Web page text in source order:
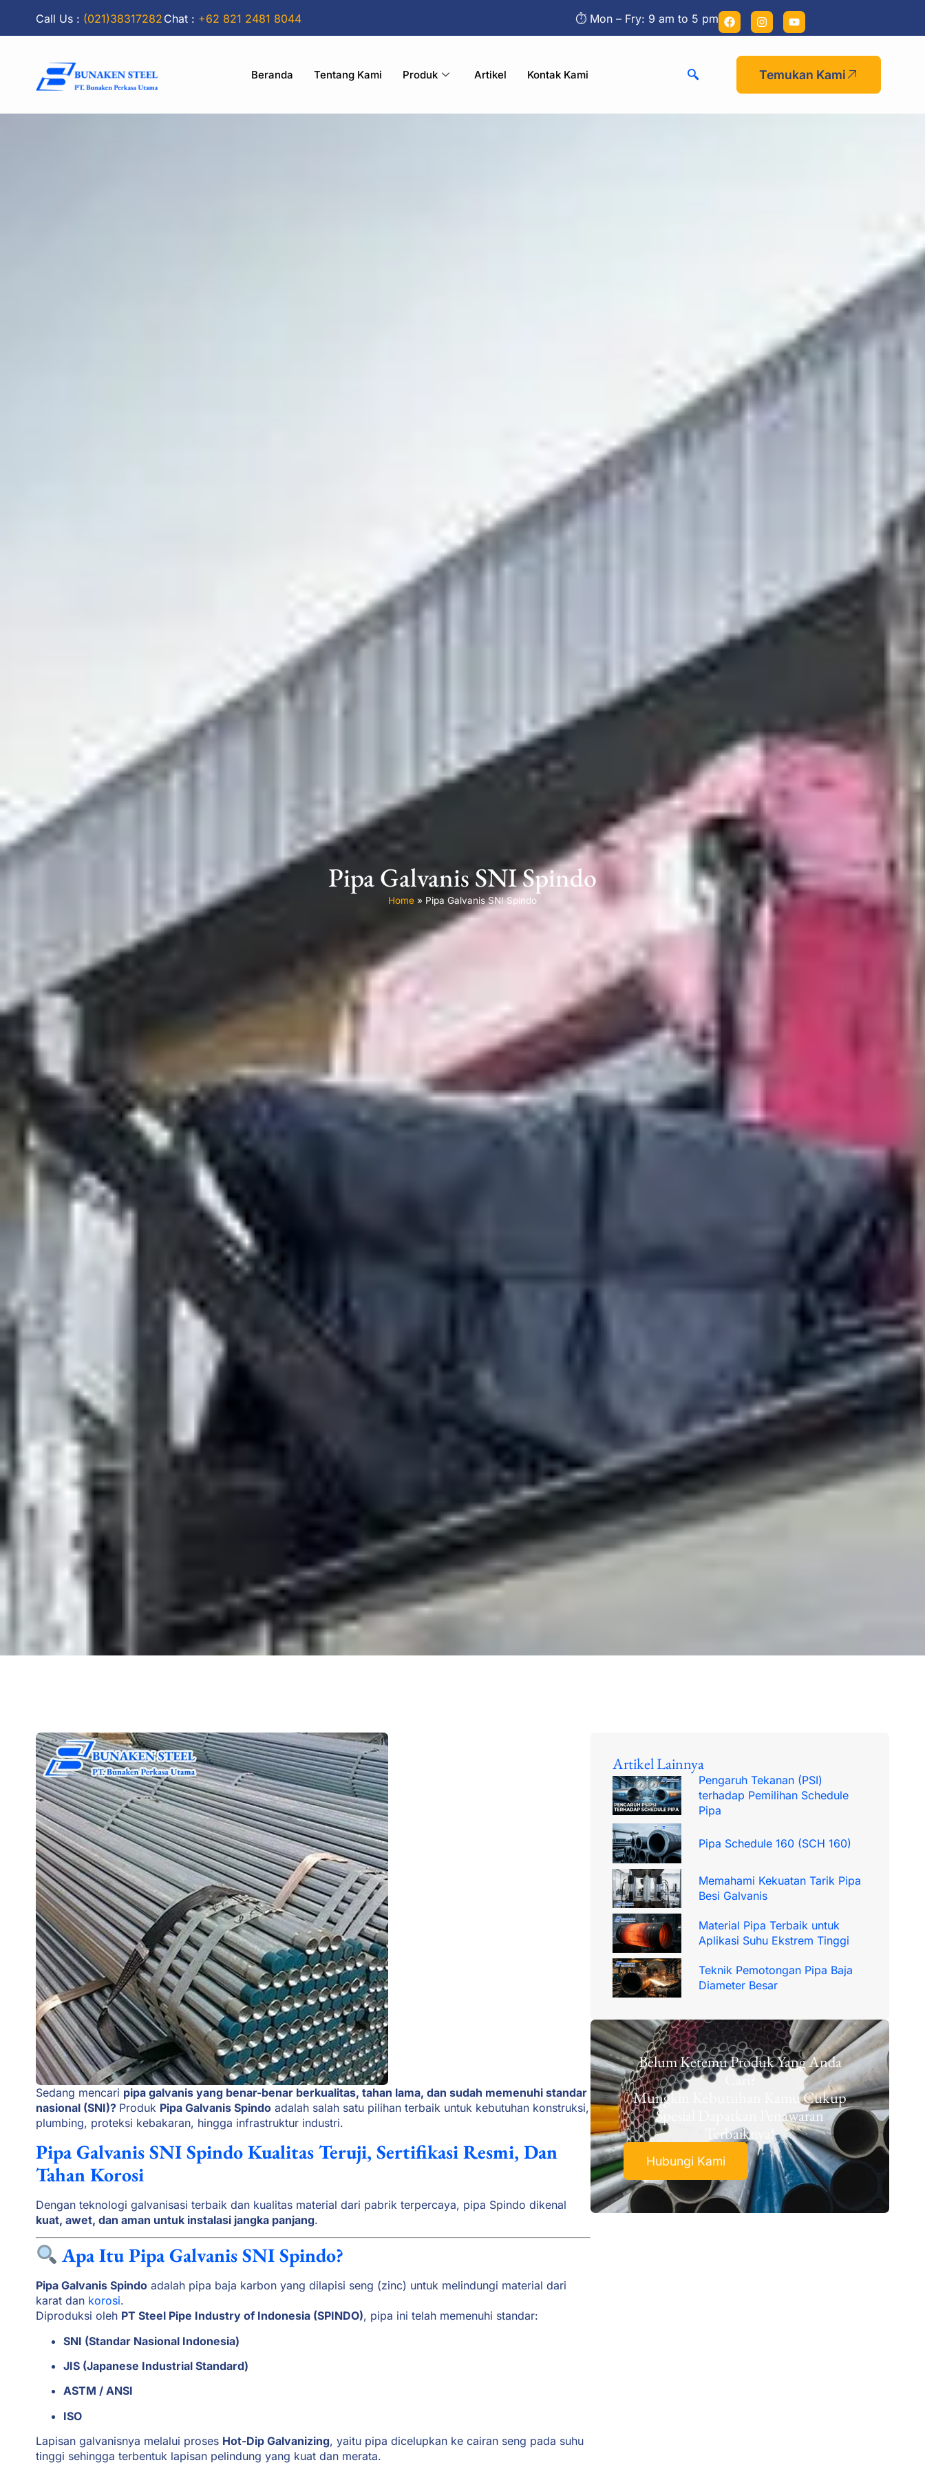
Call Us : (021)38317282 Chat : +62 821 2481 8044 ⏱︎ Mon – Fry: 9 am to 5 pm
Beranda Tentang Kami Produk Artikel Kontak Kami Temukan Kami
Pipa Galvanis SNI Spindo
Home » Pipa Galvanis SNI Spindo
Sedang mencari pipa galvanis yang benar-benar berkualitas, tahan lama, dan sudah memenuhi standar
nasional (SNI)? Produk Pipa Galvanis Spindo adalah salah satu pilihan terbaik untuk kebutuhan konstruksi,
plumbing, proteksi kebakaran, hingga infrastruktur industri.
Pipa Galvanis SNI Spindo Kualitas Teruji, Sertifikasi Resmi, Dan
Tahan Korosi
Dengan teknologi galvanisasi terbaik dan kualitas material dari pabrik terpercaya, pipa Spindo dikenal
kuat, awet, dan aman untuk instalasi jangka panjang.
Apa Itu Pipa Galvanis SNI Spindo?
Pipa Galvanis Spindo adalah pipa baja karbon yang dilapisi seng (zinc) untuk melindungi material dari
karat dan korosi.
Diproduksi oleh PT Steel Pipe Industry of Indonesia (SPINDO), pipa ini telah memenuhi standar:
SNI (Standar Nasional Indonesia)
JIS (Japanese Industrial Standard)
ASTM / ANSI
ISO
Lapisan galvanisnya melalui proses Hot-Dip Galvanizing, yaitu pipa dicelupkan ke cairan seng pada suhu
tinggi sehingga terbentuk lapisan pelindung yang kuat dan merata.
Artikel Lainnya
Pengaruh Tekanan (PSI)
terhadap Pemilihan Schedule
Pipa
Pipa Schedule 160 (SCH 160)
Memahami Kekuatan Tarik Pipa
Besi Galvanis
Material Pipa Terbaik untuk
Aplikasi Suhu Ekstrem Tinggi
Teknik Pemotongan Pipa Baja
Diameter Besar
Belum Ketemu Produk Yang Anda
Cari?
Mungkin Kebutuhan Kamu Cukup
Spesial Dapatkan Penawaran
Terbaiknya!
Hubungi Kami